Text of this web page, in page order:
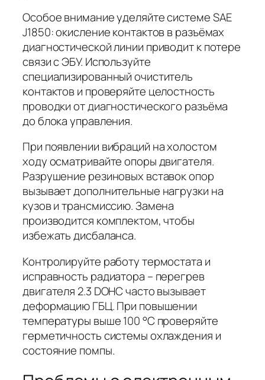
Особое внимание уделяйте системе SAE
J1850: окисление контактов в разъёмах
диагностической линии приводит к потере
связи с ЭБУ. Используйте
специализированный очиститель
контактов и проверяйте целостность
проводки от диагностического разъёма
до блока управления.
При появлении вибраций на холостом
ходу осматривайте опоры двигателя.
Разрушение резиновых вставок опор
вызывает дополнительные нагрузки на
кузов и трансмиссию. Замена
производится комплектом, чтобы
избежать дисбаланса.
Контролируйте работу термостата и
исправность радиатора – перегрев
двигателя 2.3 DOHC часто вызывает
деформацию ГБЦ. При повышении
температуры выше 100 °C проверяйте
герметичность системы охлаждения и
состояние помпы.